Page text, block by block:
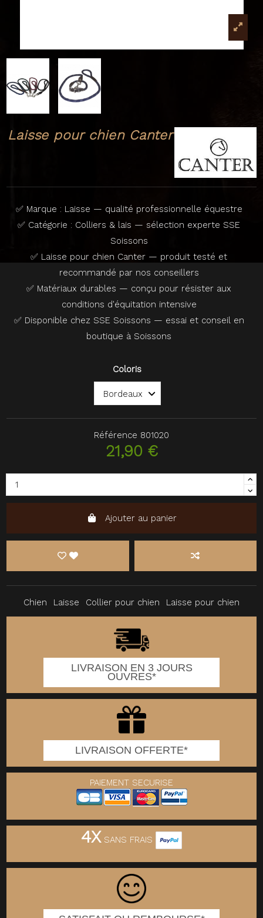
Laisse pour chien Canter
✅ Marque : Laisse — qualité professionnelle équestre
✅ Catégorie : Colliers & lais — sélection experte SSE
Soissons
✅ Laisse pour chien Canter — produit testé et
recommandé par nos conseillers
✅ Matériaux durables — conçu pour résister aux
conditions d'équitation intensive
✅ Disponible chez SSE Soissons — essai et conseil en
boutique à Soissons
Coloris
Référence 801020
21,90 €
Ajouter au panier
Chien Laisse Collier pour chien Laisse pour chien
LIVRAISON EN 3 JOURS
OUVRES*
LIVRAISON OFFERTE*
PAIEMENT SECURISE
4X SANS FRAIS